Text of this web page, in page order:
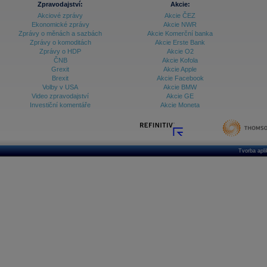
Archiv - Vývoj české koruny
Archiv analýz - Makroukazatele
Ceny průmyslových výrobců - Data a prognózy
Ceny průmyslových výrobců - Graf (ČR)
Ceny průmyslových výrobců - Kalendář (ČR)
Ceny průmyslových výrobců - Zpravodajství
Databanka - Ceny
Zpravodajství:
Akciové zprávy
Ekonomické zprávy
Zprávy o měnách a sazbách
Zprávy o komoditách
Zprávy o HDP
ČNB
Grexit
Brexit
Volby v USA
Video zpravodajství
Investiční komentáře
Akcie:
Akcie ČEZ
Akcie NWR
Akcie Komerční banka
Akcie Erste Bank
Akcie O2
Akcie Kofola
Akcie Apple
Akcie Facebook
Akcie BMW
Akcie GE
Akcie Moneta
Tvorba